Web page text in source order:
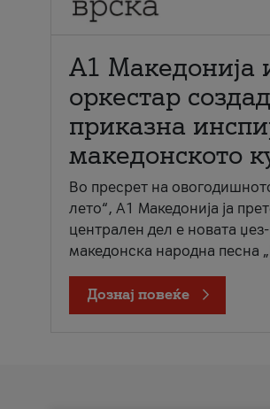
А1 Македонија
оркестар
приказна
македонското
Во пресрет на
лето“, А1 Македонија ја
централен дел е новата
македонска народна песна
Дознај повеќе